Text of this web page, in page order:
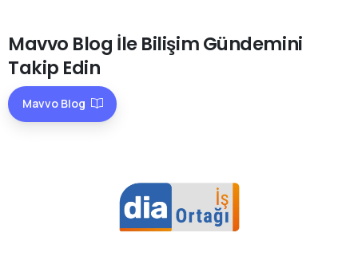
Mavvo Blog İleBilişimGündemini
Takip Edin
Mavvo Blog